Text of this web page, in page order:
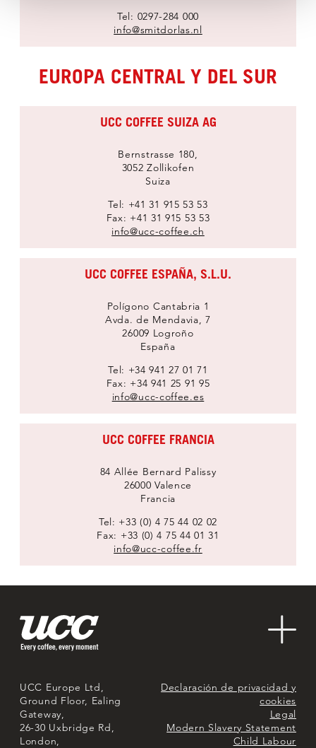
Tel: 0297-284 000
info@smitdorlas.nl
EUROPA CENTRAL Y DEL SUR
UCC COFFEE SUIZA AG
Bernstrasse 180,
3052 Zollikofen
Suiza
Tel: +41 31 915 53 53
Fax: +41 31 915 53 53
info@ucc-coffee.ch
UCC COFFEE ESPAÑA, S.L.U.
Polígono Cantabria 1
Avda. de Mendavia, 7
26009 Logroño
España
Tel: +34 941 27 01 71
Fax: +34 941 25 91 95
info@ucc-coffee.es
UCC COFFEE FRANCIA
84 Allée Bernard Palissy
26000 Valence
Francia
Tel: +33 (0) 4 75 44 02 02
Fax: +33 (0) 4 75 44 01 31
info@ucc-coffee.fr
UCC Europe Ltd,
Ground Floor, Ealing
Gateway,
26-30 Uxbridge Rd,
London,
Declaración de privacidad y
cookies
Legal
Modern Slavery Statement
Child Labour